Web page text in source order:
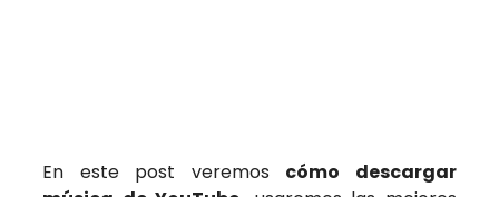
En este post veremos cómo descargar